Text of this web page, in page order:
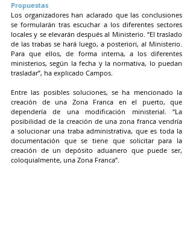
Propuestas
Los organizadores han aclarado que las conclusiones
se formularán tras escuchar a los diferentes sectores
locales y se elevarán después al Ministerio. “El traslado
de las trabas se hará luego, a posteriori, al Ministerio.
Para que ellos, de forma interna, a los diferentes
ministerios, según la fecha y la normativa, lo puedan
trasladar”, ha explicado Campos.
Entre las posibles soluciones, se ha mencionado la
creación de una Zona Franca en el puerto, que
dependería de una modificación ministerial. “La
posibilidad de la creación de una zona franca vendría
a solucionar una traba administrativa, que es toda la
documentación que se tiene que solicitar para la
creación de un depósito aduanero que puede ser,
coloquialmente, una Zona Franca”.